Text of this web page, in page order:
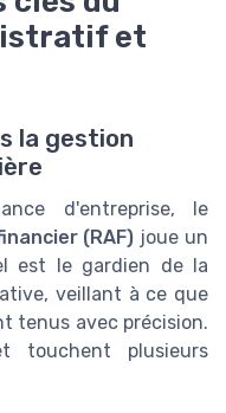
et
la gestion
d'entreprise, le
(RAF) joue un
est le gardien de la
veillant à ce que
tenus avec précision.
touchent plusieurs